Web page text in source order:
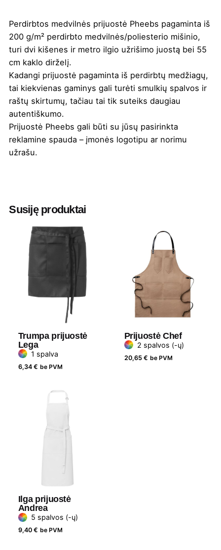
Perdirbtos medvilnės prijuostė Pheebs pagaminta iš
200 g/m² perdirbto medvilnės/poliesterio mišinio,
turi dvi kišenes ir metro ilgio užrišimo juostą bei 55
cm kaklo dirželį.
Kadangi prijuostė pagaminta iš perdirbtų medžiagų,
tai kiekvienas gaminys gali turėti smulkių spalvos ir
raštų skirtumų, tačiau tai tik suteiks daugiau
autentiškumo.
Prijuostė Pheebs gali būti su jūsų pasirinkta
reklamine spauda – įmonės logotipu ar norimu
užrašu.
Aukštis 100 cm
70 cm
Medžiaga
80 % perdirbtos medvilnės ir 20 %
perdirbto poliesterio, 200 g/m2
Prekės
Bullet
Susiję produktai
Trumpa prijuostė
Lega
1 spalva
6,34 € be PVM
Prijuostė Chef
2 spalvos (-ų)
20,65 € be PVM
Ilga prijuostė
Andrea
5 spalvos (-ų)
9,40 € be PVM